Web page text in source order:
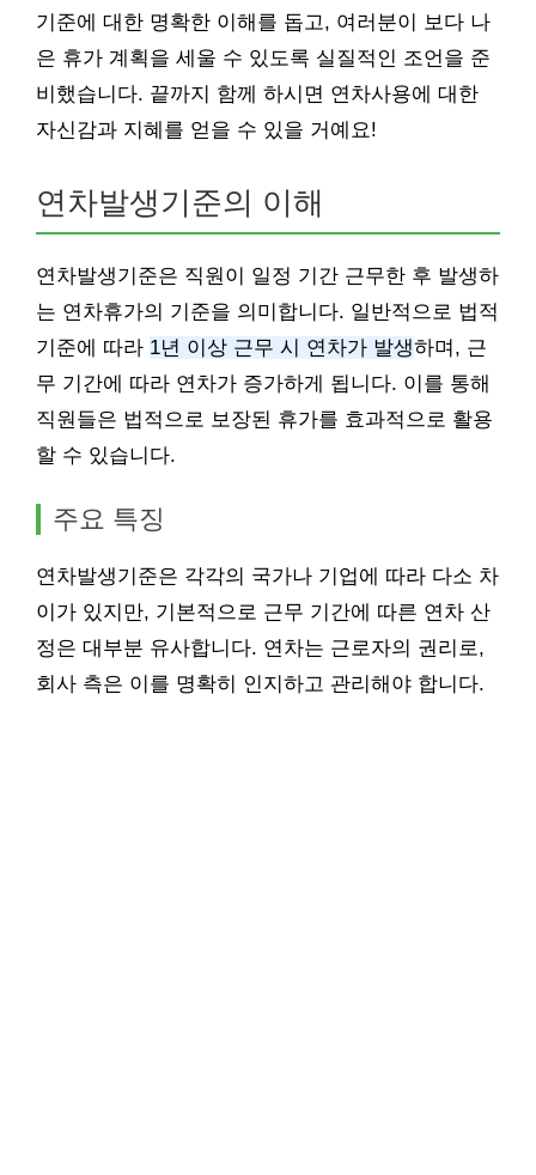
기준에 대한 명확한 이해를 돕고, 여러분이 보다 나
은 휴가 계획을 세울 수 있도록 실질적인 조언을 준
비했습니다. 끝까지 함께 하시면 연차사용에 대한
자신감과 지혜를 얻을 수 있을 거예요!
연차발생기준의 이해
연차발생기준은 직원이 일정 기간 근무한 후 발생하
는 연차휴가의 기준을 의미합니다. 일반적으로 법적
기준에 따라 1년 이상 근무 시 연차가 발생하며, 근
무 기간에 따라 연차가 증가하게 됩니다. 이를 통해
직원들은 법적으로 보장된 휴가를 효과적으로 활용
할 수 있습니다.
주요 특징
연차발생기준은 각각의 국가나 기업에 따라 다소 차
이가 있지만, 기본적으로 근무 기간에 따른 연차 산
정은 대부분 유사합니다. 연차는 근로자의 권리로,
회사 측은 이를 명확히 인지하고 관리해야 합니다.